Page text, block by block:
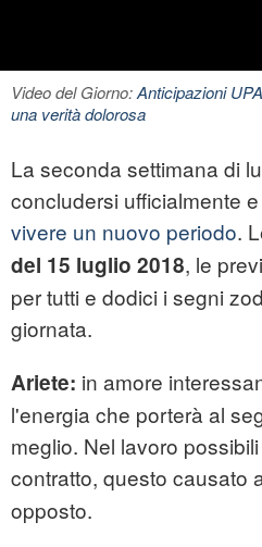
Video del Giorno:Anticipazioni
una verità dolorosa
La seconda settimana di
concludersi ufficialmente
vivere un nuovo periodo.
del 15 luglio 2018, le
per tutti e dodici i segni
giornata.
Ariete: in amore
l'energia che porterà al
meglio. Nel lavoro
contratto, questo causato
opposto.